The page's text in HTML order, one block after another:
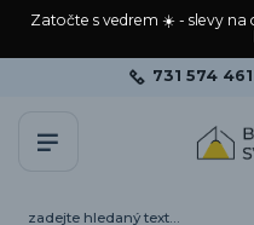
Zatočte s vedrem ☀️ - slevy
731 574 461